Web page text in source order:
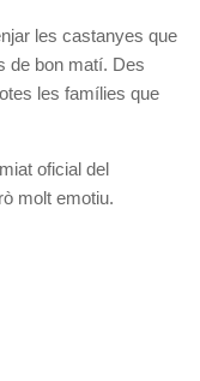
les castanyes que
de bon matí. Des
les famílies que
oficial del
molt emotiu.